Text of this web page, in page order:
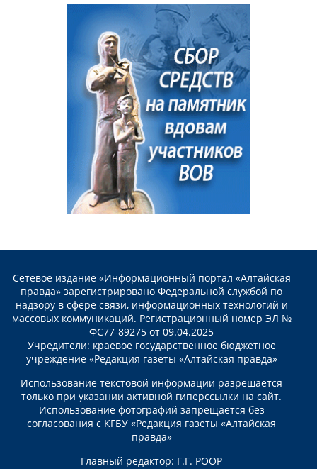
Сетевое издание «Информационный портал «Алтайская
правда» зарегистрировано Федеральной службой по
надзору в сфере связи, информационных технологий и
массовых коммуникаций. Регистрационный номер ЭЛ №
ФС77-89275 от 09.04.2025
Учредители: краевое государственное бюджетное
учреждение «Редакция газеты «Алтайская правда»
Использование текстовой информации разрешается
только при указании активной гиперссылки на сайт.
Использование фотографий запрещается без
согласования с КГБУ «Редакция газеты «Алтайская
правда»
Главный редактор: Г.Г. РООР